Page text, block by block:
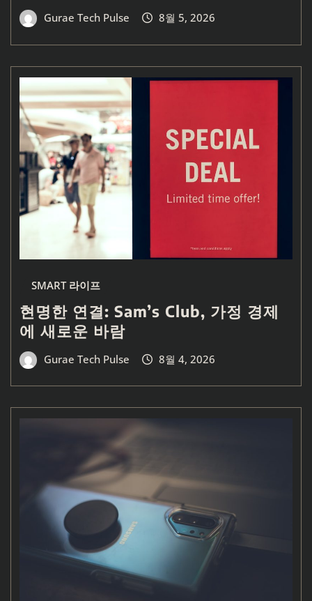
Gurae Tech Pulse 8월 5, 2026
SMART 라이프
현명한 연결: Sam’s Club, 가정 경제
에 새로운 바람
Gurae Tech Pulse 8월 4, 2026